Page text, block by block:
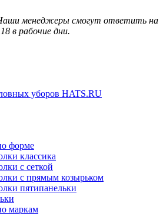
менеджеры смогут ответить на
в рабочие дни.
форме
классика
с сеткой
с прямым козырьком
пятипанельки
маркам